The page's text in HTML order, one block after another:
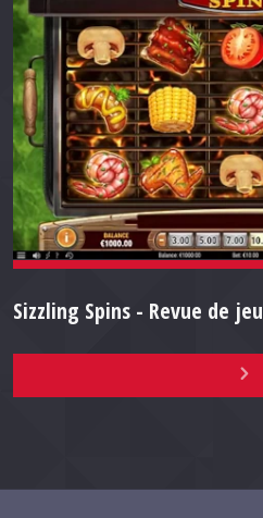
Sizzling Spins - Revue de jeu